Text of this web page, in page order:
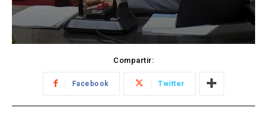
Compartir:
Facebook Twitter